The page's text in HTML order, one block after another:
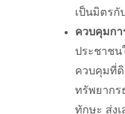
เป็นมิตรกั
ควบคุมก
ประชาชน
ควบคุมที่
ทรัพยากร
ทักษะ ส่ง